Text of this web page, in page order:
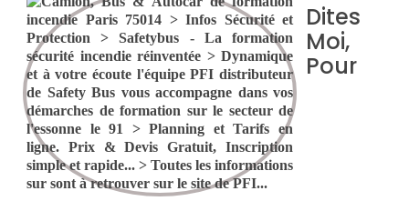
Dites
Moi,
Pour